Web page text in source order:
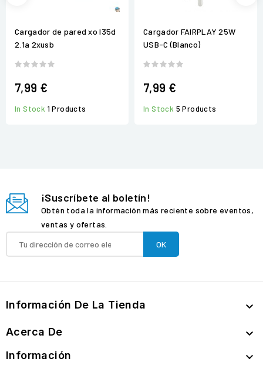
Cargador de pared xo l35d
2.1a 2xusb
7,99 €
In Stock 1 Products
Cargador FAIRPLAY 25W
USB-C (Blanco)
7,99 €
In Stock 5 Products
¡Suscríbete al boletín!
Obtén toda la información más reciente sobre eventos,
ventas y ofertas.
Información De La Tienda 
Acerca De 
Información 